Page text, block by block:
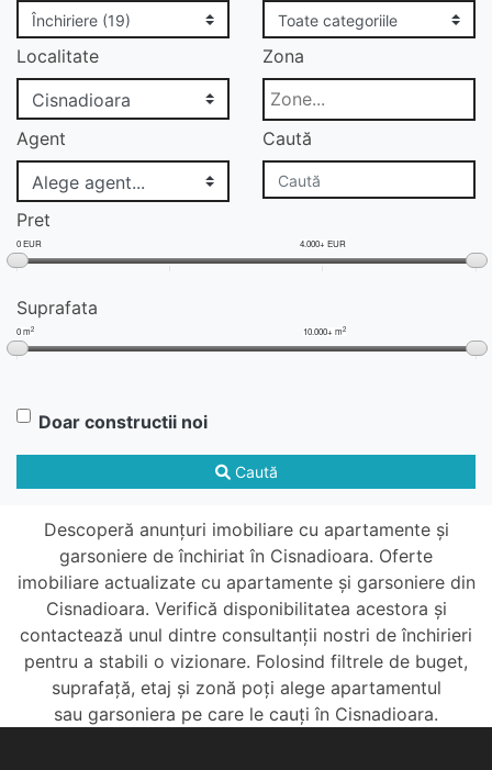
Localitate Zona
Agent Caută
Pret
0 EUR 4.000+ EUR
Suprafata
0 m2 10.000+ m2
Doar constructii noi
Caută
Descoperă anunțuri imobiliare cu apartamente și
garsoniere de închiriat în Cisnadioara. Oferte
imobiliare actualizate cu apartamente și garsoniere din
Cisnadioara. Verifică disponibilitatea acestora și
contactează unul dintre consultanții nostri de închirieri
pentru a stabili o vizionare. Folosind filtrele de buget,
suprafață, etaj și zonă poți alege apartamentul
sau garsoniera pe care le cauți în Cisnadioara.